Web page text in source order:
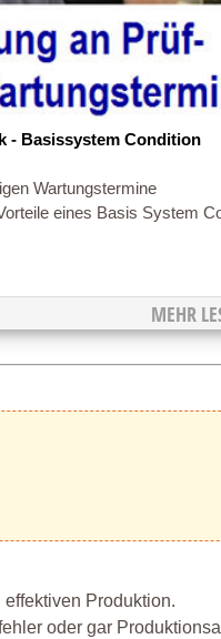
- Basissystem Condition
Wartungstermine
eines Basis System
MEHR
Produktion.
oder gar